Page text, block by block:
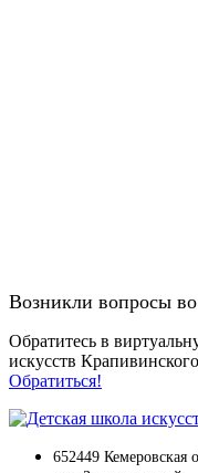
Возникли вопросы
Обратитесь в
искусств
Обратиться!
652449